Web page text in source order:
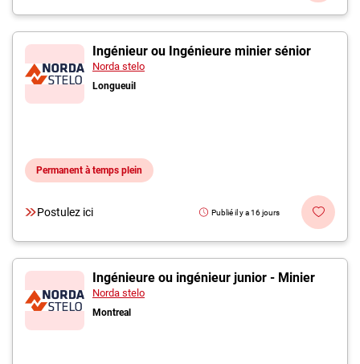
Ingénieur ou Ingénieure minier sénior
Norda stelo
Longueuil
Permanent à temps plein
Postulez ici Publié il y a 16 jours
Ingénieure ou ingénieur junior - Minier
Norda stelo
Montreal